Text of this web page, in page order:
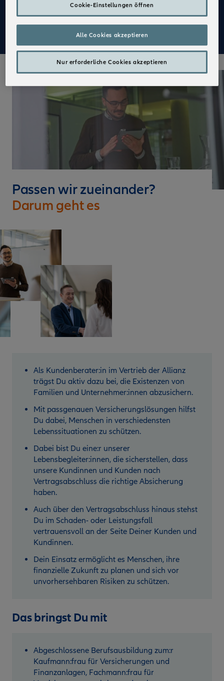
individuellen Karriereweg.
Mehr zu Deinen Vorteilen im Vertrieb der Allianz
Passen wir zueinander?
Darum geht es
Als Kundenberater:in im Vertrieb der Allianz
trägst Du aktiv dazu bei, die Existenzen von
Familien und Unternehmer:innen abzusichern.
Mit passgenauen Versicherungslösungen hilfst
Du dabei, Menschen in verschiedensten
Lebenssituationen zu schützen.
Dabei bist Du eine:r unserer
Lebensbegleiter:innen, die sicherstellen, dass
unsere Kundinnen und Kunden nach
Vertragsabschluss die richtige Absicherung
haben.
Auch über den Vertragsabschluss hinaus stehst
Du im Schaden- oder Leistungsfall
vertrauensvoll an der Seite Deiner Kunden und
Kundinnen.
Dein Einsatz ermöglicht es Menschen, ihre
finanzielle Zukunft zu planen und sich vor
unvorhersehbaren Risiken zu schützen.
Das bringst Du mit
Abgeschlossene Berufsausbildung zum:r
Kaufmann:frau für Versicherungen und
Finanzanlagen, Fachmann:frau für
Cookie-Einstellungen öffnen
Nur erforderliche Cookies akzeptieren
Alle Cookies akzeptieren